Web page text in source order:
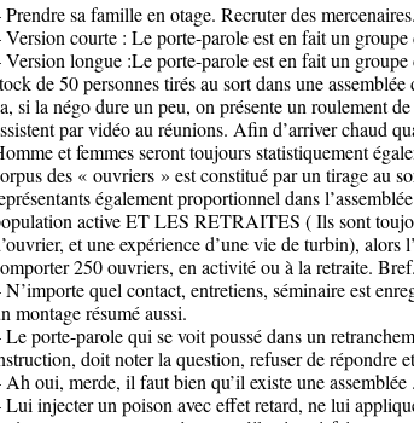
Prendre sa famille en otage. Recruter des mercenaires.
Version courte : Le porte-parole est en fait un groupe
Version longue :Le porte-parole est en fait un groupe
de 50 personnes tirés au sort dans une
si la négo dure un peu, on présente un roulement
par vidéo au réunions. Afin d’arriver chaud
et femmes seront toujours statistiquement
des « ouvriers » est constitué par un tirage au
également proportionnel dans
active ET LES RETRAITES ( Ils sont
et une expérience d’une vie de turbin), alors
250 ouvriers, en activité ou à la retraite. Bref.
N’importe quel contact, entretiens, séminaire est
montage résumé aussi.
Le porte-parole qui se voit poussé dans un
doit noter la question, refuser de répondre
Ah oui, merde, il faut bien qu’il existe une assemblée .
Lui injecter un poison avec effet retard, ne lui